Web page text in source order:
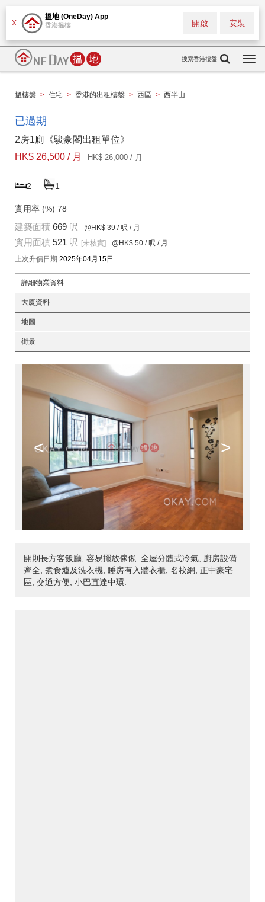
X
搵地 (OneDay) App
香港搵樓 安裝
開啟
搜索香港樓盤
搵樓盤 > 住宅 > 香港的出租樓盤 > 西區 > 西半山
已過期
2房1廁《駿豪閣出租單位》
HK$ 26,500 / 月
HK$ 26,000 / 月
2 1
實用率 (%) 78
建築面積 669 呎 @HK$ 39 / 呎 / 月
實用面積 521 呎 [未核實] @HK$ 50 / 呎 / 月
上次升價日期 2025年04月15日
詳細物業資料
大廈資料
地圖
街景
< >
開則長方客飯廳, 容易擺放傢俬. 全屋分體式冷氣, 廚房設備
齊全, 煮食爐及洗衣機, 睡房有入牆衣櫃, 名校網, 正中豪宅
區, 交通方便, 小巴直達中環.